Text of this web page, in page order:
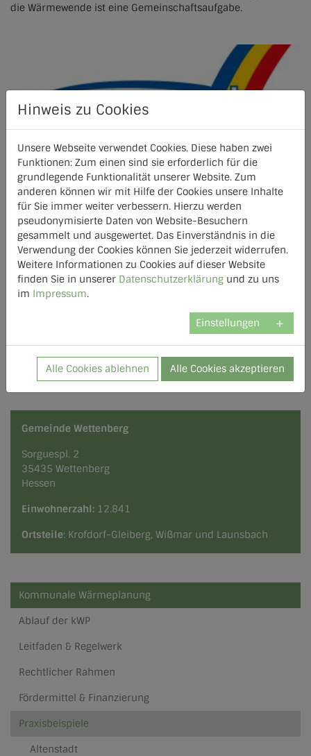
Kommunale Wärmeplanung
Ablauf der kWP
Leitfaden & Regelwerk
Rechtlicher Rahmen
Fördermittel & Finanzierung
Praxisbeispiele
Altenstadt
die Wärmewende ist eine Gemeinschaftsaufgabe.
Bitte klicken Sie hier, um Google Maps anzuzeigen.
Dabei werden personenbezogene Daten wie Ihre IP-
Adresse an Google übertragen. Es gilt unsere
Gemeinde Wettenberg
Sorguespl. 2
35435 Wettenberg
Hessen
Einwohnerzahl: 12.841
Ortsteile: Krofdorf-Gleiberg, Wißmar und Launsbach
Hinweis zu Cookies
Unsere Webseite verwendet Cookies. Diese haben zwei
Funktionen: Zum einen sind sie erforderlich für die
grundlegende Funktionalität unserer Website. Zum
anderen können wir mit Hilfe der Cookies unsere Inhalte
für Sie immer weiter verbessern. Hierzu werden
pseudonymisierte Daten von Website-Besuchern
gesammelt und ausgewertet. Das Einverständnis in die
Verwendung der Cookies können Sie jederzeit widerrufen.
Weitere Informationen zu Cookies auf dieser Website
finden Sie in unserer Datenschutzerklärung und zu uns
im Impressum.
Einstellungen
Alle Cookies ablehnen Alle Cookies akzeptieren